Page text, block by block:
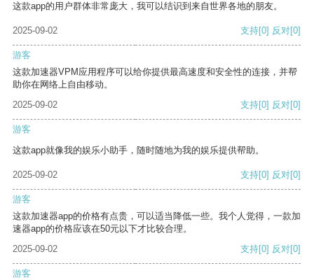
这款app的用户群体非常庞大，我可以结识到来自世界各地的朋友。
2025-09-02 支持[0] 反对[0]
游客
这款加速器VPM应用程序可以给你提供最高速度和安全性的连接，并帮
助你在网络上自由移动。
2025-09-02
支持[0] 反对[0]
游客
这款app就像我的娱乐小助手，随时随地为我的娱乐提供帮助。
2025-09-02 支持[0] 反对[0]
游客
这款加速器app的价格有点贵，可以适当降低一些。我个人觉得，一款加
速器app的价格应该在50元以下才比较合理。
2025-09-02
支持[0] 反对[0]
游客